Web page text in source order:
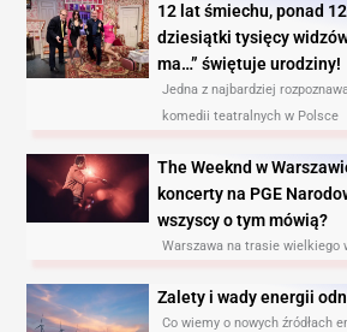
12 lat śmiechu, ponad
dziesiątki tysięcy
ma…” świętuje urodziny!
Jedna z najbardziej
komedii teatralnych w Polsce
The Weeknd w
koncerty na PGE
wszyscy o tym mówią?
Warszawa na trasie wielkiego
Zalety i wady energii
Co wiemy o nowych źródłach